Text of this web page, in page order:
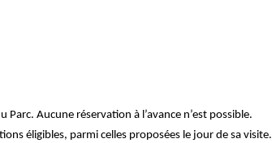
Aucune réservation à l’avance n’est possible.
éligibles, parmi celles proposées le jour de sa visite.